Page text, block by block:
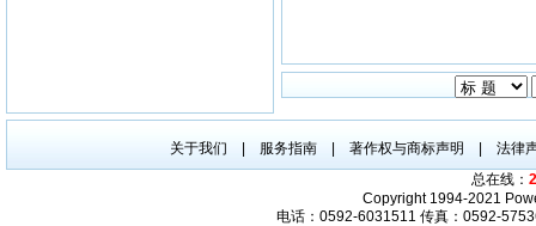
关于我们 | 服务指南 | 著作权与商标声明 | 法
总在线： 2
Copyright 1994-2021
电话：0592-6031511 传真：0592-